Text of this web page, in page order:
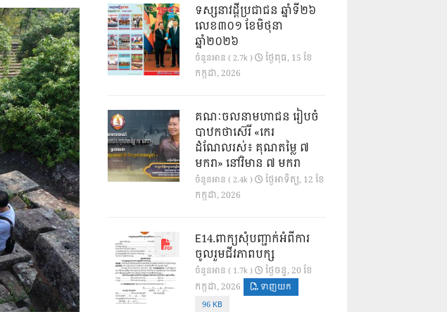
ទស្សនាវដ្ដីប្រជាជន ឆ្នាំទី២៦
លេខ៣០១ ខែមិថុនា
ឆ្នាំ២០២៦
ចំនួនអាន ( 2.7k )
ថ្ងៃ​ពុធ, 15 ខែ​
កក្កដា, 2026
គណៈចលនាមហាជន រៀបចំ
បាឋកថាស៊េរី «កេរ
ដំណែលរស់៖ គុណតម្លៃ ៧
មករា» នៅវិមាន ៧ មករា
ចំនួនអាន ( 2.4k )
ថ្ងៃ​អាទិត្យ, 12 ខែ​
កក្កដា, 2026
E14.ពាក្យសុំបញ្ជាក់អំពីការ
ចូលរួមជីវភាពបក្ស
ចំនួនអាន ( 1.7k )
ថ្ងៃ​ចន្ទ, 20 ខែ​
កក្កដា, 2026
ទាញយក
96 KB